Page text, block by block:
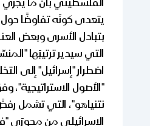
الفلسطيني بأن ما يجري
يتعدى كونَه تفاوضًا
بتبادل الأسرى وبعض
التي سيدير ترتيبَها
اضطرار "إسرائيل" إلى
"الأصول الاستراتيجية"،
نتنياهو"، التي تشمل
الإسرائيلي من محورَي